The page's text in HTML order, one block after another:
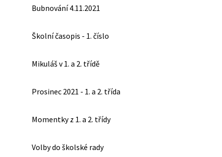
Bubnování 4.11.2021
Školní časopis - 1. číslo
Mikuláš v 1. a 2. třídě
Prosinec 2021 - 1. a 2. třída
Momentky z 1. a 2. třídy
Volby do školské rady